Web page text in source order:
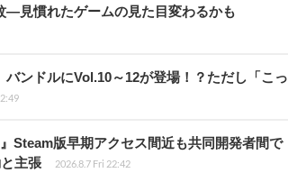
―見慣れたゲームの見た目変わるかも
ンドルにVol.10～12が登場！？ただし「こっ
Steam版早期アクセス間近も共同開発者間で
主張
2026.8.7 Fri 22:42